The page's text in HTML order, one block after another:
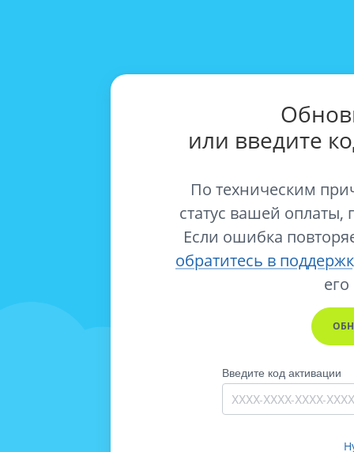
или введите
По техническим
статус вашей оплаты,
Если ошибка
обратитесь в
его
Введите код активации